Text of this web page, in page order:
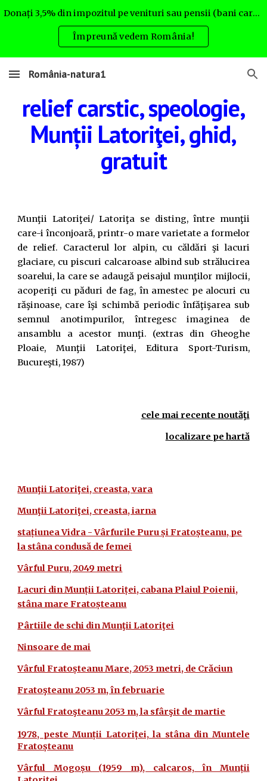
Skip to main content
Donați 3,5% din impozitul pe venituri sau pensii (bani care altfel nu rămân la Dvs.) pentru România natura. Uite cum:
Împreună vedem România!
România-natura1
relief carstic, speologie,
Munții Latoriţei, ghid,
gratuit
Munţii Latoriţei/ Latoriţa se disting, între munţii
care-i înconjoară, printr-o mare varietate a formelor
de relief. Caracterul lor alpin, cu căldări şi lacuri
glaciare, cu piscuri calcaroase albind sub strălucirea
soarelui, la care se adaugă peisajul munţilor mijlocii,
acoperiţi cu păduri de fag, în amestec pe alocuri cu
răşinoase, care îşi schimbă periodic înfăţişarea sub
semnul anotimpurilor, întregesc imaginea de
ansamblu a acestor munţi. (extras din Gheoghe
Ploaie, Munţii Latoriţei, Editura Sport-Turism,
Bucureşti, 1987)
cele mai recente noutăţi
localizare pe hartă
Munţii Latoriţei, creasta, vara
Munţii Latoriţei, creasta, iarna
stațiunea Vidra - Vârfurile Puru și Fratoșteanu, pe
la stâna condusă de femei
Vârful Puru, 2049 metri
Lacuri din Munții Latoriței, cabana Plaiul Poienii,
stâna mare Fratoșteanu
Pârtiile de schi din Munţii Latoriţei
Ninsoare de mai
Vârful Fratoșteanu Mare, 2053 metri, de Crăciun
Fratoşteanu 2053 m, în februarie
Vârful Fratoşteanu 2053 m, la sfârşit de martie
1978, peste Munții Latoriței, la stâna din Muntele
Fratoșteanu
Vârful Mogoșu (1959 m), calcaros, în Munții